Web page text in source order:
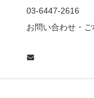
03-6447-2616
お問い合わせ・ご